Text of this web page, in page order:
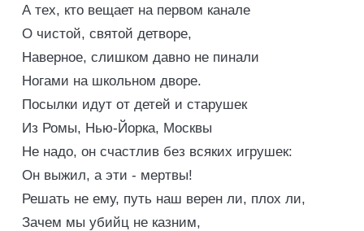
А тех, кто вещает на первом канале
О чистой, святой детворе,
Наверное, слишком давно не пинали
Ногами на школьном дворе.
Посылки идут от детей и старушек
Из Ромы, Нью-Йорка, Москвы
Не надо, он счастлив без всяких игрушек:
Он выжил, а эти - мертвы!
Решать не ему, путь наш верен ли, плох ли,
Зачем мы убийц не казним,